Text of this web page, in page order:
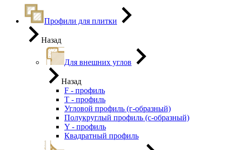
Профили для плитки
Назад
Для внешних углов
Назад
F - профиль
Т - профиль
Угловой профиль (г-образный)
Полукруглый профиль (с-образный)
Y - профиль
Квадратный профиль